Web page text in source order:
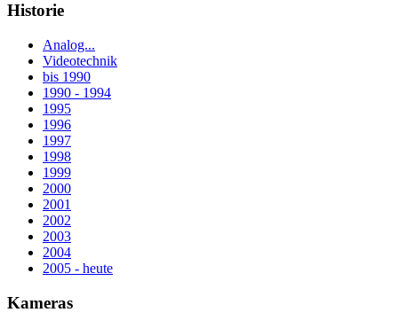
Historie
Analog...
Videotechnik
bis 1990
1990 - 1994
1995
1996
1997
1998
1999
2000
2001
2002
2003
2004
2005 - heute
Kameras